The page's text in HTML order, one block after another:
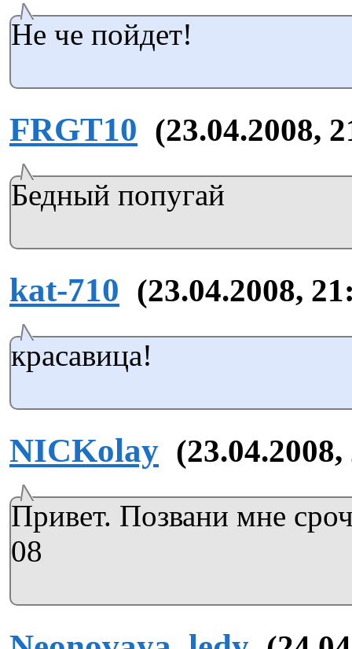
Не че пойдет!
FRGT10 (23.04.2008,
Бедный попугай
kat-710 (23.04.2008,
красавица!
NICKolay
Привет. Позвани мне
08